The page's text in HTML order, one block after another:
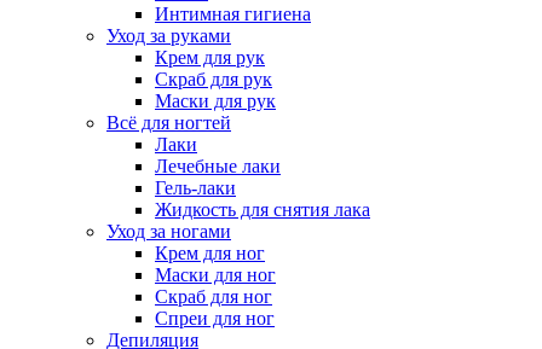
Интимная гигиена
Уход за руками
Крем для рук
Скраб для рук
Маски для рук
Всё для ногтей
Лаки
Лечебные лаки
Гель-лаки
Жидкость для снятия лака
Уход за ногами
Крем для ног
Маски для ног
Скраб для ног
Спреи для ног
Депиляция